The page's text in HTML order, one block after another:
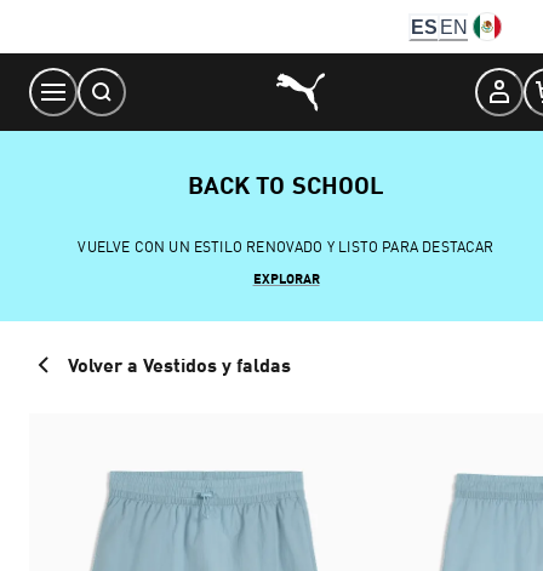
Content
ES EN
BACK TO SCHOOL
VUELVE CON UN ESTILO RENOVADO Y LISTO PARA DESTACAR
EXPLORAR
Volver a Vestidos y faldas